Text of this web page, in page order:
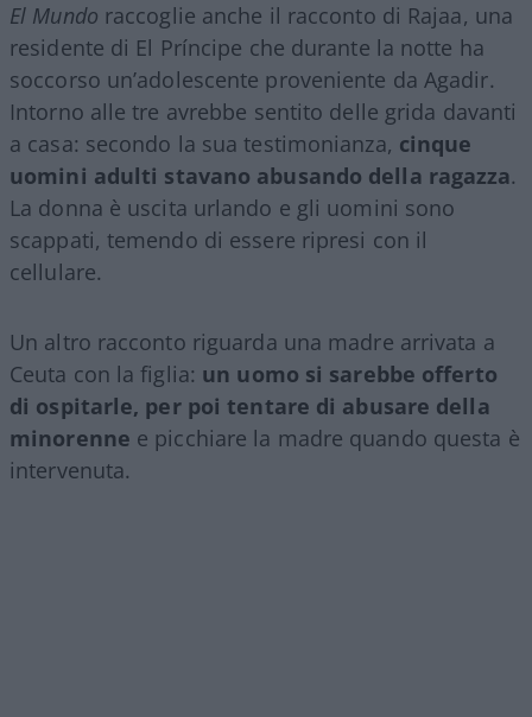
El Mundo raccoglie anche il racconto di Rajaa, una
residente di El Príncipe che durante la notte ha
soccorso un’adolescente proveniente da Agadir.
Intorno alle tre avrebbe sentito delle grida davanti
a casa: secondo la sua testimonianza, cinque
uomini adulti stavano abusando della ragazza.
La donna è uscita urlando e gli uomini sono
scappati, temendo di essere ripresi con il
cellulare.
Un altro racconto riguarda una madre arrivata a
Ceuta con la figlia: un uomo si sarebbe offerto
di ospitarle, per poi tentare di abusare della
minorenne e picchiare la madre quando questa è
intervenuta.